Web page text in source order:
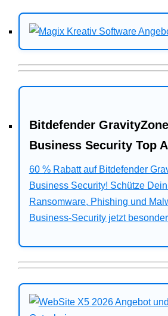
Bitdefender GravityZone
Business Security Top
60 % Rabatt auf Bitdefender
Business Security! Schütze
Ransomware, Phishing und
Business-Security jetzt